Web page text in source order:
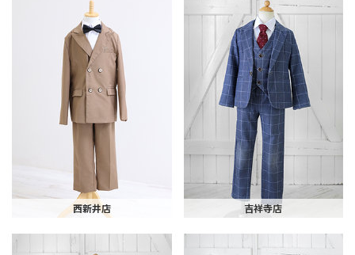
西新井店 吉祥寺店